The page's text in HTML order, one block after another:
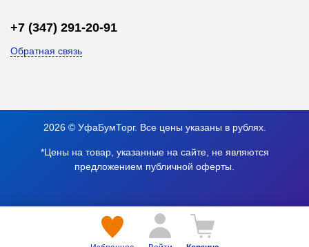
+7 (347) 291-20-91
Обратная связь
2026 © УфаБумТорг. Все цены указаны в рублях.
*Цены на товар, указанные на сайте, не являются
предложением публичной оферты.